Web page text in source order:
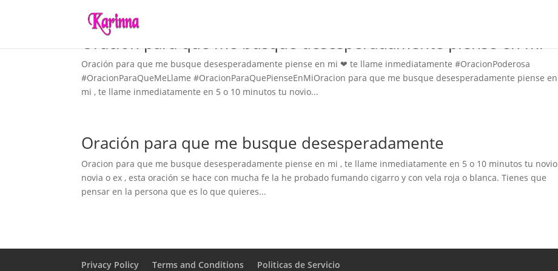
Oración para que me busque desesperadamente piense en mi
Oración para que me busque desesperadamente piense en mi ❤ te llame inmediatamente #OracionPoderosa
#OracionParaQueMeLlame #OracionParaQuePienseEnMiOracion para que me busque desesperadamente piense en
mi , te llame inmediatamente en 5 o 10 minutos tu novio...
Oración para que me busque desesperadamente
Oracion para que me busque desesperadamente piense en mi , te llame inmediatamente en 5 o 10 minutos tu novio
novia o ex , esta oración se hace con mucha fe la he probado fumando cigarro y con vela roja o blanca. Tienes que
pensar en la persona que es lo que quieres...
Privacy Policy Terms and Conditions Politicas de Servicio